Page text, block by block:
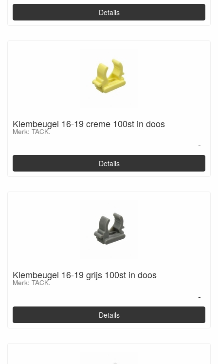
Details
Klembeugel 16-19 creme 100st in doos
Merk: TACK.
-
Details
Klembeugel 16-19 grijs 100st in doos
Merk: TACK.
-
Details